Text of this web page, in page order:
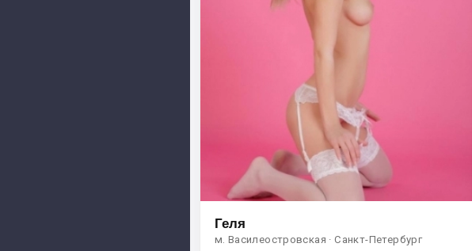
Геля
м. Василеостровская · Санкт-Петербург